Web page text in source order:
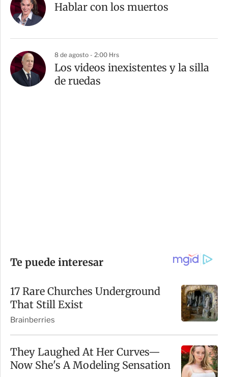
Hablar con los muertos
8 de agosto - 2:00 Hrs
Los videos inexistentes y la silla
de ruedas